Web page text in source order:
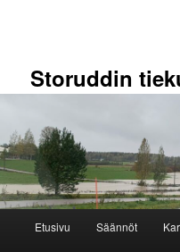
Storuddin
Etusivu Säännöt